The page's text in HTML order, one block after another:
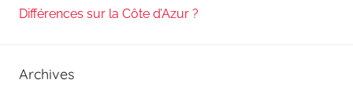
Différences sur la Côte d’Azur ?
Archives